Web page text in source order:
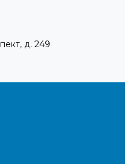
д. 249